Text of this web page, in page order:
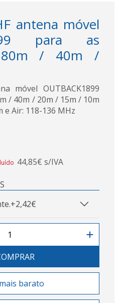
antena móvel
para as
80m / 40m /
móvel OUTBACK1899
/ 40m / 20m / 15m / 10m
e Air: 118-136 MHz
44,85€ s/IVA
+2,42€
barato